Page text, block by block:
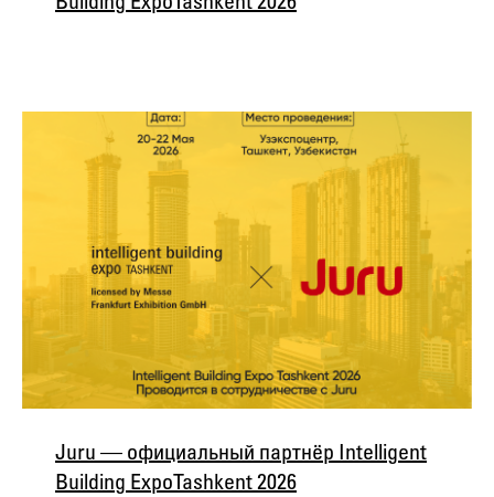
Juru — официальный партнёр Intelligent
Building Expo Tashkent 2026